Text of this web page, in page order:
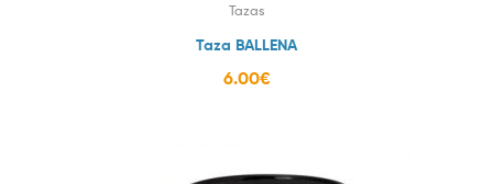
Tazas
Taza BALLENA
6.00€